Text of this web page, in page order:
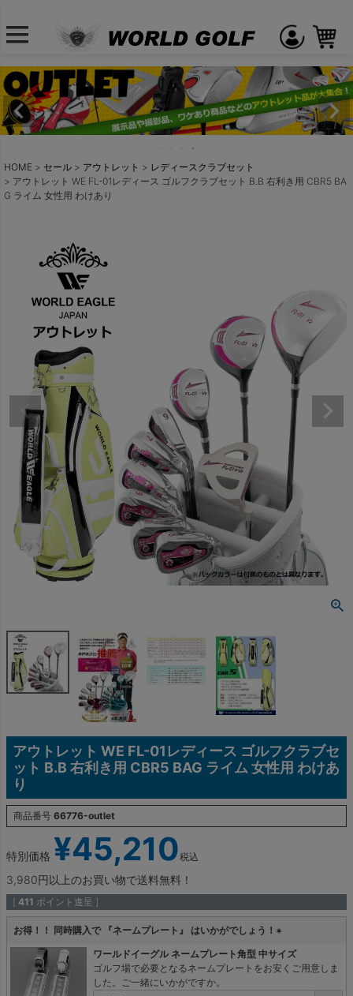
HOME セール アウトレット
レディースクラブセット
アウトレット WE FL-01レディース ゴルフクラブセット B.B 右利き用 CBR5 BA
G ライム 女性用 わけあり
アウトレット WE FL-01レディース ゴルフクラブセ
ット B.B 右利き用 CBR5 BAG ライム 女性用 わけあ
り
商品番号 66776-outlet
特別価格 ¥45,210税込
3,980円以上のお買い物で送料無料！
[ 411 ポイント進呈 ]
お得！！ 同時購入で 『ネームプレート』 はいかがでしょう！
必
須
)
ワールドイーグル ネームプレート角型 中サイズ
ゴルフ場で必要となるネームプレートをお安くご用意しま
した。ご一緒にいかがですか。